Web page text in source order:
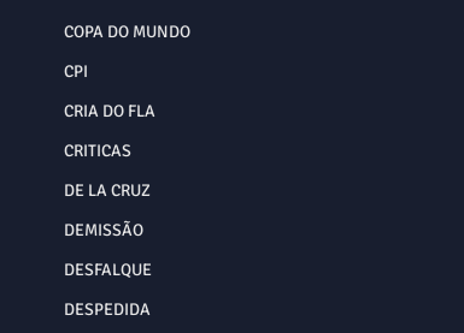
COPA DO MUNDO
CPI
CRIA DO FLA
CRITICAS
DE LA CRUZ
DEMISSÃO
DESFALQUE
DESPEDIDA